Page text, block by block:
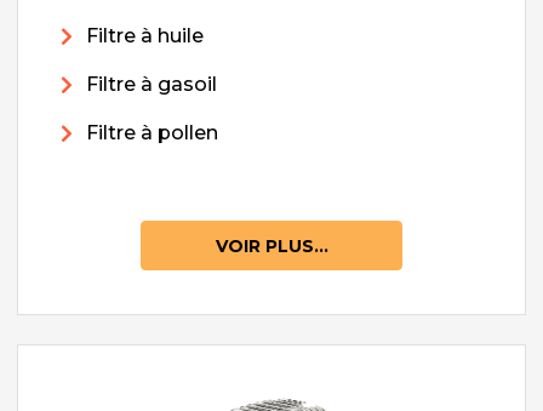
Filtre à huile
Filtre à gasoil
Filtre à pollen
VOIR PLUS...